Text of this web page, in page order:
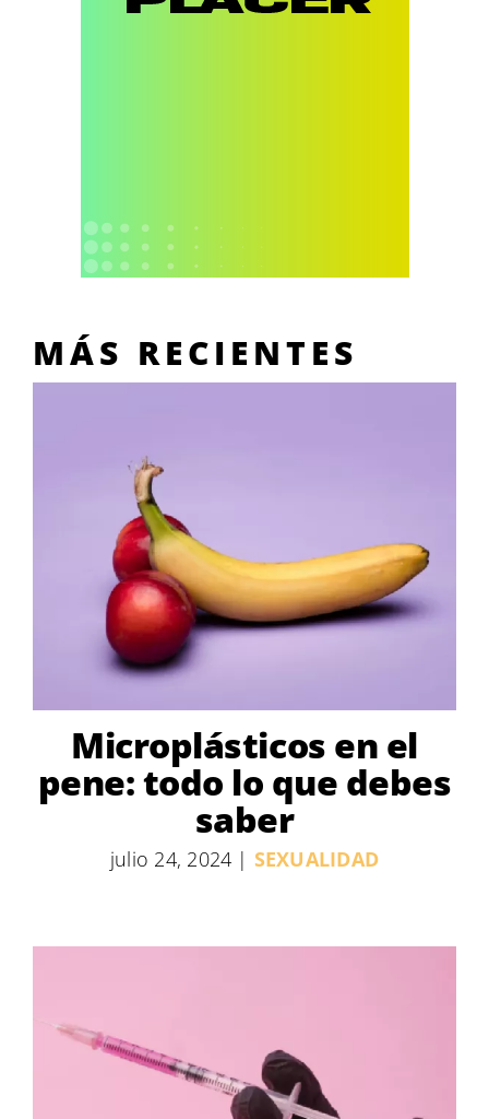
MÁS RECIENTES
Microplásticos en el
pene: todo lo que debes
saber
julio 24, 2024 | SEXUALIDAD